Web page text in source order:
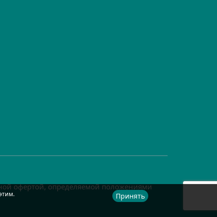
офертой, определяемой положениями
Принять